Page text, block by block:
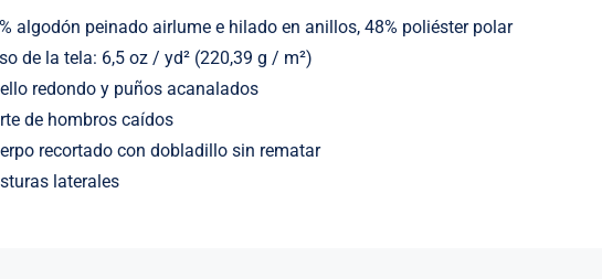
algodón peinado airlume e hilado en anillos, 48% poliéster polar
de la tela: 6,5 oz / yd² (220,39 g / m²)
redondo y puños acanalados
de hombros caídos
recortado con dobladillo sin rematar
laterales